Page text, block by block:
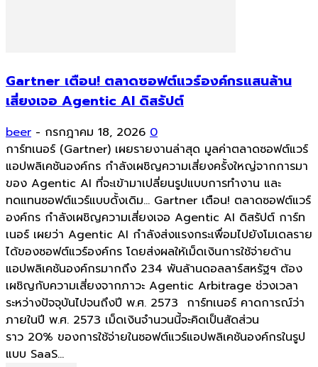
Gartner เตือน! ตลาดซอฟต์แวร์องค์กรแสนล้าน
เสี่ยงเจอ Agentic AI ดิสรัปต์
beer - กรกฎาคม 18, 2026 0
การ์ทเนอร์ (Gartner) เผยรายงานล่าสุด มูลค่าตลาดซอฟต์แวร์
แอปพลิเคชันองค์กร กำลังเผชิญความเสี่ยงครั้งใหญ่จากการมา
ของ Agentic AI ที่จะเข้ามาเปลี่ยนรูปแบบการทำงาน และ
ทดแทนซอฟต์แวร์แบบดั้งเดิม... Gartner เตือน! ตลาดซอฟต์แวร์
องค์กร กำลังเผชิญความเสี่ยงเจอ Agentic AI ดิสรัปต์ การ์ท
เนอร์ เผยว่า Agentic AI กำลังส่งแรงกระเพื่อมไปยังโมเดลราย
ได้ของซอฟต์แวร์องค์กร โดยส่งผลให้เม็ดเงินการใช้จ่ายด้าน
แอปพลิเคชันองค์กรมากถึง 234 พันล้านดอลลาร์สหรัฐฯ ต้อง
เผชิญกับความเสี่ยงจากภาวะ Agentic Arbitrage ช่วงเวลา
ระหว่างปัจจุบันไปจนถึงปี พ.ศ. 2573 การ์ทเนอร์ คาดการณ์ว่า
ภายในปี พ.ศ. 2573 เม็ดเงินจำนวนนี้จะคิดเป็นสัดส่วน
ราว 20% ของการใช้จ่ายในซอฟต์แวร์แอปพลิเคชันองค์กรในรูป
แบบ SaaS...